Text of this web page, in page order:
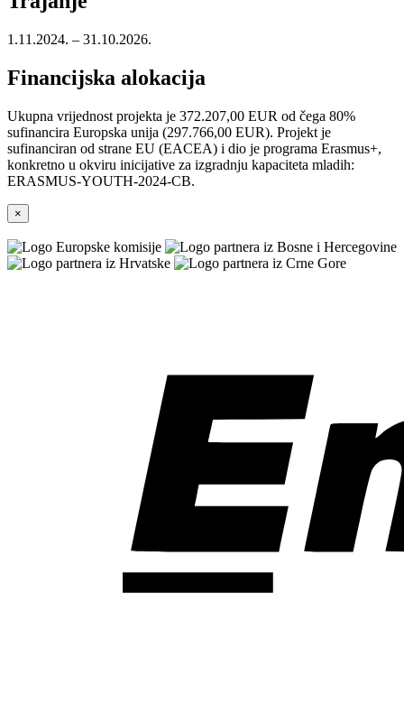
1.11.2024. – 31.10.2026.
Financijska alokacija
Ukupna vrijednost projekta je 372.207,00 EUR od čega 80%
sufinancira Europska unija (297.766,00 EUR). Projekt je
sufinanciran od strane EU (EACEA) i dio je programa Erasmus+,
konkretno u okviru inicijative za izgradnju kapaciteta mladih:
ERASMUS-YOUTH-2024-CB.
×